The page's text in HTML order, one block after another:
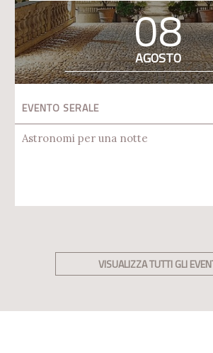
08
AGOSTO
EVENTO SERALE
Astronomi per una notte
VISUALIZZA TUTTI GLI